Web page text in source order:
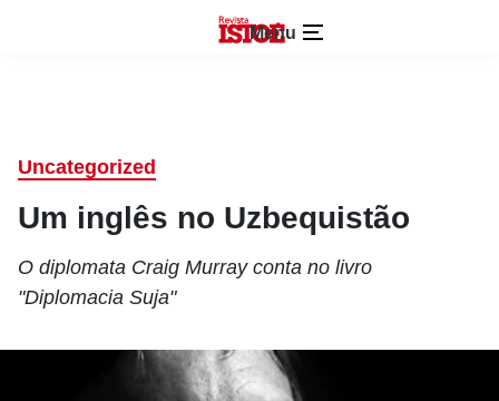
Menu
Uncategorized
Um inglês no Uzbequistão
O diplomata Craig Murray conta no livro
"Diplomacia Suja"